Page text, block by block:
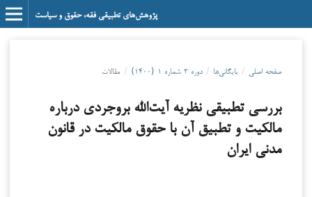
پژوهش‌های تطبیقی فقه، حقوق و سیاست
صفحه اصلی / بایگانی‌ها / دوره ۳ شماره ۱ (۱۴۰۰) / مقالات
بررسی تطبیقی نظریه آیت‌الله بروجردی درباره
مالکیت و تطبیق آن با حقوق مالکیت در قانون
مدنی ایران